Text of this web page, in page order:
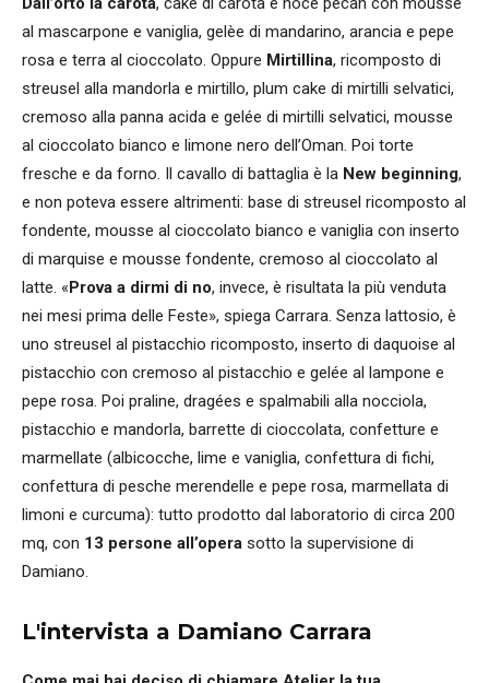
al mascarpone e vaniglia, gelèe di mandarino, arancia e pepe
rosa e terra al cioccolato. Oppure Mirtillina, ricomposto di
streusel alla mandorla e mirtillo, plum cake di mirtilli selvatici,
cremoso alla panna acida e gelée di mirtilli selvatici, mousse
al cioccolato bianco e limone nero dell’Oman. Poi torte
fresche e da forno. Il cavallo di battaglia è la New beginning,
e non poteva essere altrimenti: base di streusel ricomposto al
fondente, mousse al cioccolato bianco e vaniglia con inserto
di marquise e mousse fondente, cremoso al cioccolato al
latte. «Prova a dirmi di no, invece, è risultata la più venduta
nei mesi prima delle Feste», spiega Carrara. Senza lattosio, è
uno streusel al pistacchio ricomposto, inserto di daquoise al
pistacchio con cremoso al pistacchio e gelée al lampone e
pepe rosa. Poi praline, dragées e spalmabili alla nocciola,
pistacchio e mandorla, barrette di cioccolata, confetture e
marmellate (albicocche, lime e vaniglia, confettura di fichi,
confettura di pesche merendelle e pepe rosa, marmellata di
limoni e curcuma): tutto prodotto dal laboratorio di circa 200
mq, con 13 persone all’opera sotto la supervisione di
Damiano.
L'intervista a Damiano Carrara